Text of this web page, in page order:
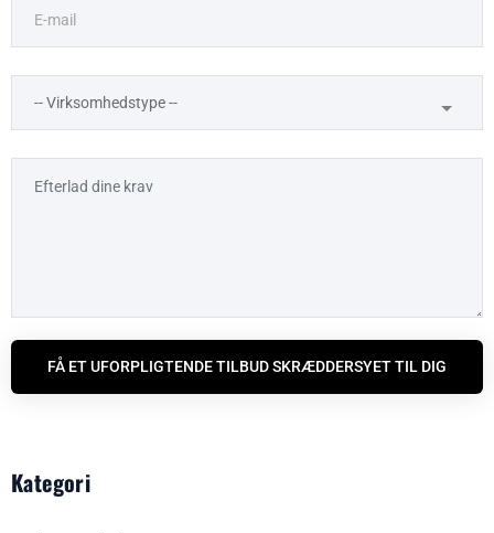
FÅ ET UFORPLIGTENDE TILBUD SKRÆDDERSYET TIL DIG
Kategori